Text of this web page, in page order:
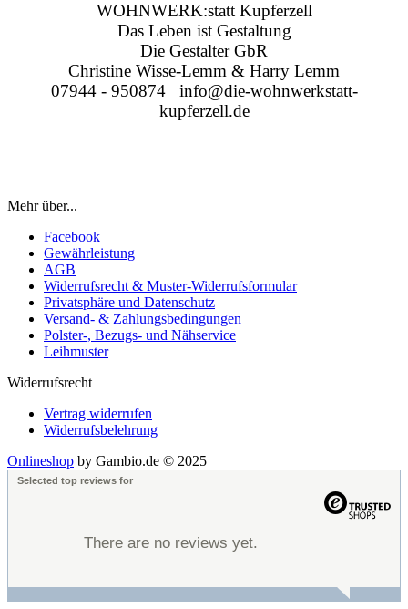
WOHNWERK:statt Kupferzell
Das Leben ist Gestaltung
Die Gestalter GbR
Christine Wisse-Lemm & Harry Lemm
07944 - 950874 info@die-wohnwerkstatt-
kupferzell.de
Mehr über...
Facebook
Gewährleistung
AGB
Widerrufsrecht & Muster-Widerrufsformular
Privatsphäre und Datenschutz
Versand- & Zahlungsbedingungen
Polster-, Bezugs- und Nähservice
Leihmuster
Widerrufsrecht
Vertrag widerrufen
Widerrufsbelehrung
Onlineshop by Gambio.de © 2025
Selected top reviews for
There are no reviews yet.